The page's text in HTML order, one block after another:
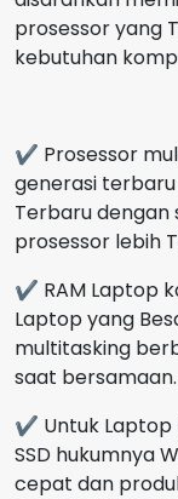
prosessor yang
kebutuhan
✔ Prosessor
generasi terbaru
Terbaru
prosessor lebih
✔ RAM Laptop
Laptop yang
multitasking
saat bersamaan.
✔ Untuk Laptop
SSD hukumnya
cepat dan